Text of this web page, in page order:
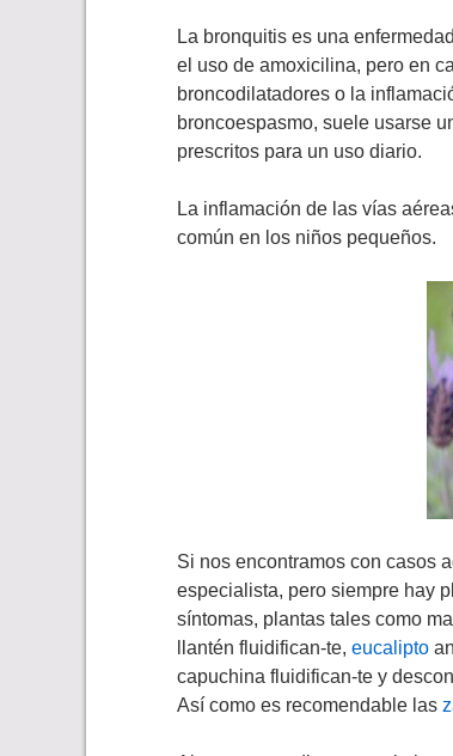
La bronquitis es una
el uso de amoxicilina, pero en
broncodilatadores o la
broncoespasmo, suele usarse
prescritos para un uso diario.
La inflamación de las vías
común en los niños pequeños.
Si nos encontramos con casos
especialista, pero siempre hay
síntomas, plantas tales como
llantén fluidifican-te, eucalipto
capuchina fluidifican-te y
Así como es recomendable las